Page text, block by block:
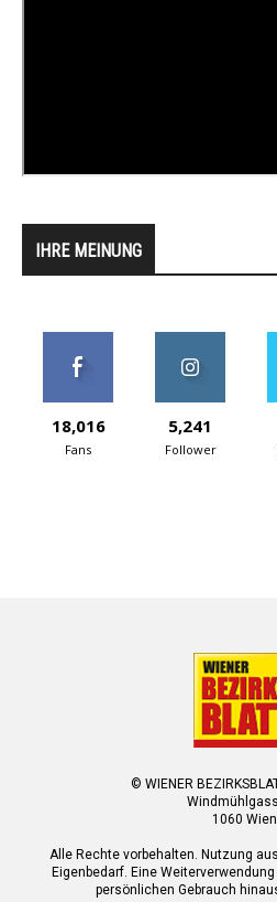
IHRE MEINUNG
18,016
Fans
5,241
Follower
© WIENER
1060
Alle Rechte vorbehalten. Nutzung
Eigenbedarf. Eine
persönlichen Gebrauch